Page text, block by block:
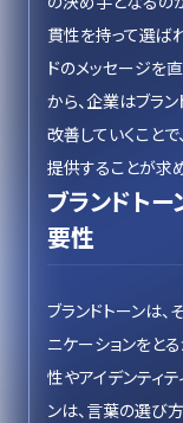
貫性を持って選ば
ドのメッセージを
から、企業はブラ
改善していくこと
提供することが求
ブランドト
要性
ブランドトーンは
ニケーションをと
性やアイデンティ
ンは、言葉の選び